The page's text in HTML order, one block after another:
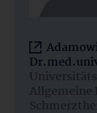
Allgemeine